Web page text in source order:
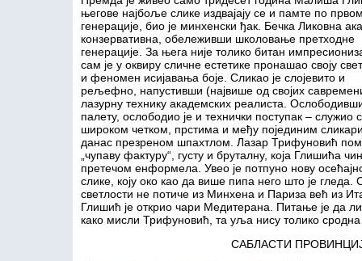
његове најбоље слике издвајају се и памте по
генерације, био је минхенски ђак. Бечка Ликовна
конзервативна, обележивши школовање претходне
генерације. За њега није толико битан
сам је у оквиру сличне естетике пронашао своју
и феномен исијавања боје. Сликао је слојевито и
рељефно, напустивши (највише од својих
лазурну технику академских реалиста.
палету, ослободио је и технички поступак – служио
широком четком, прстима и међу појединим
данас презреном шпахтлом. Лазар Трифуновић
„чупаву фактуру“, густу и бруталну, која Глишића
претечом енформела. Увео је потпуно нову
слике, коју око као да више пипа него што је
светлости не потиче из Минхена и Париза већ из
Глишић је открио чари Медитерана. Питање је да
како мисли Трифуновић, та уља нису толико сродна
САБЛАСТИ